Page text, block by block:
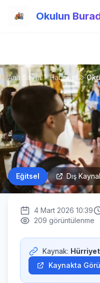
Okulun
Özellikler
Okullar
Haberler
Blog
Hakkımızda
Ana Sayfa Haberler
Eğitsel Dış
4 Mart 2026 10:39
209 görüntülenme
Kaynak:
Kaynakta